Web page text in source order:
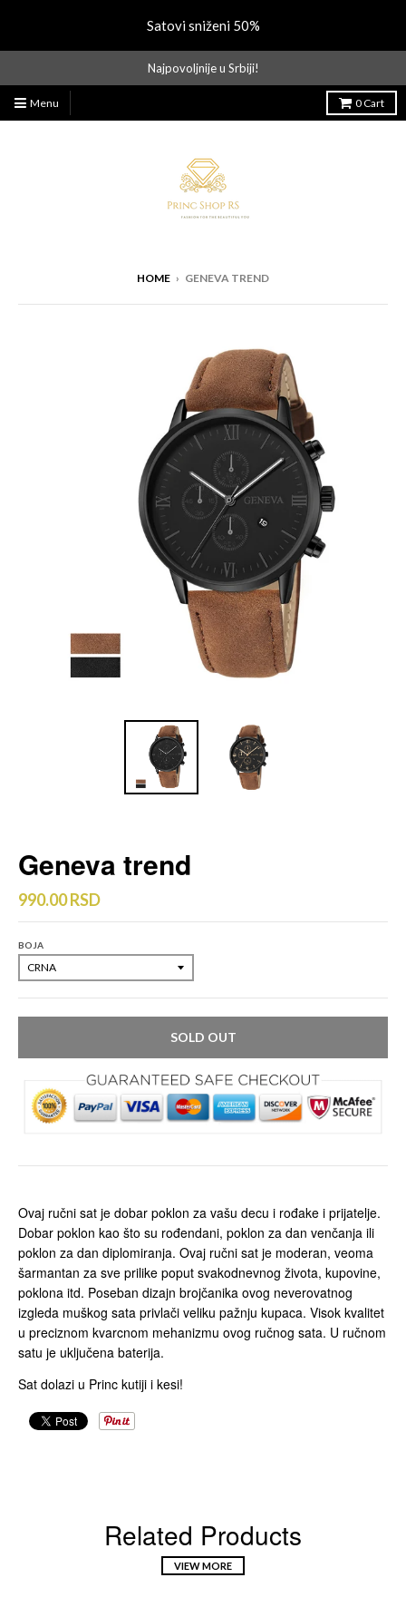
Satovi sniženi 50%
Najpovoljnije u Srbiji!
Menu 0Cart
HOME › GENEVA TREND
Geneva trend
990.00 RSD
BOJA
SOLD OUT
Ovaj ručni sat je dobar poklon za vašu decu i rođake i prijatelje.
Dobar poklon kao što su rođendani, poklon za dan venčanja ili
poklon za dan diplomiranja. Ovaj ručni sat je moderan, veoma
šarmantan za sve prilike poput svakodnevnog života, kupovine,
poklona itd. Poseban dizajn brojčanika ovog neverovatnog
izgleda muškog sata privlači veliku pažnju kupaca. Visok kvalitet
u preciznom kvarcnom mehanizmu ovog ručnog sata. U ručnom
satu je uključena baterija.
Sat dolazi u Princ kutiji i kesi!
Related Products
VIEW MORE